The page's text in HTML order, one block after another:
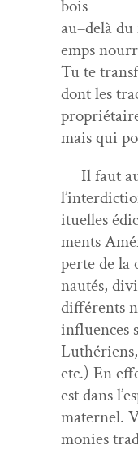
bois
au–delà
emps
Tu te
dont les
mais qui
Il faut
ituelles
ments
perte de la
nautés,
dif­férents
influ­ences
etc.) En
est dans
mater­nel.
monies